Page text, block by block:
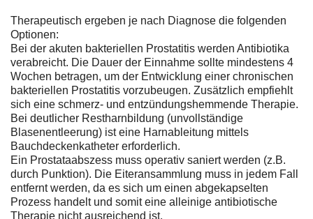
Therapeutisch ergeben je nach Diagnose die folgenden
Optionen:
Bei der akuten bakteriellen Prostatitis werden Antibiotika
verabreicht. Die Dauer der Einnahme sollte mindestens 4
Wochen betragen, um der Entwicklung einer chronischen
bakteriellen Prostatitis vorzubeugen. Zusätzlich empfiehlt
sich eine schmerz- und entzündungshemmende Therapie.
Bei deutlicher Restharnbildung (unvollständige
Blasenentleerung) ist eine Harnableitung mittels
Bauchdeckenkatheter erforderlich.
Ein Prostataabszess muss operativ saniert werden (z.B.
durch Punktion). Die Eiteransammlung muss in jedem Fall
entfernt werden, da es sich um einen abgekapselten
Prozess handelt und somit eine alleinige antibiotische
Therapie nicht ausreichend ist.